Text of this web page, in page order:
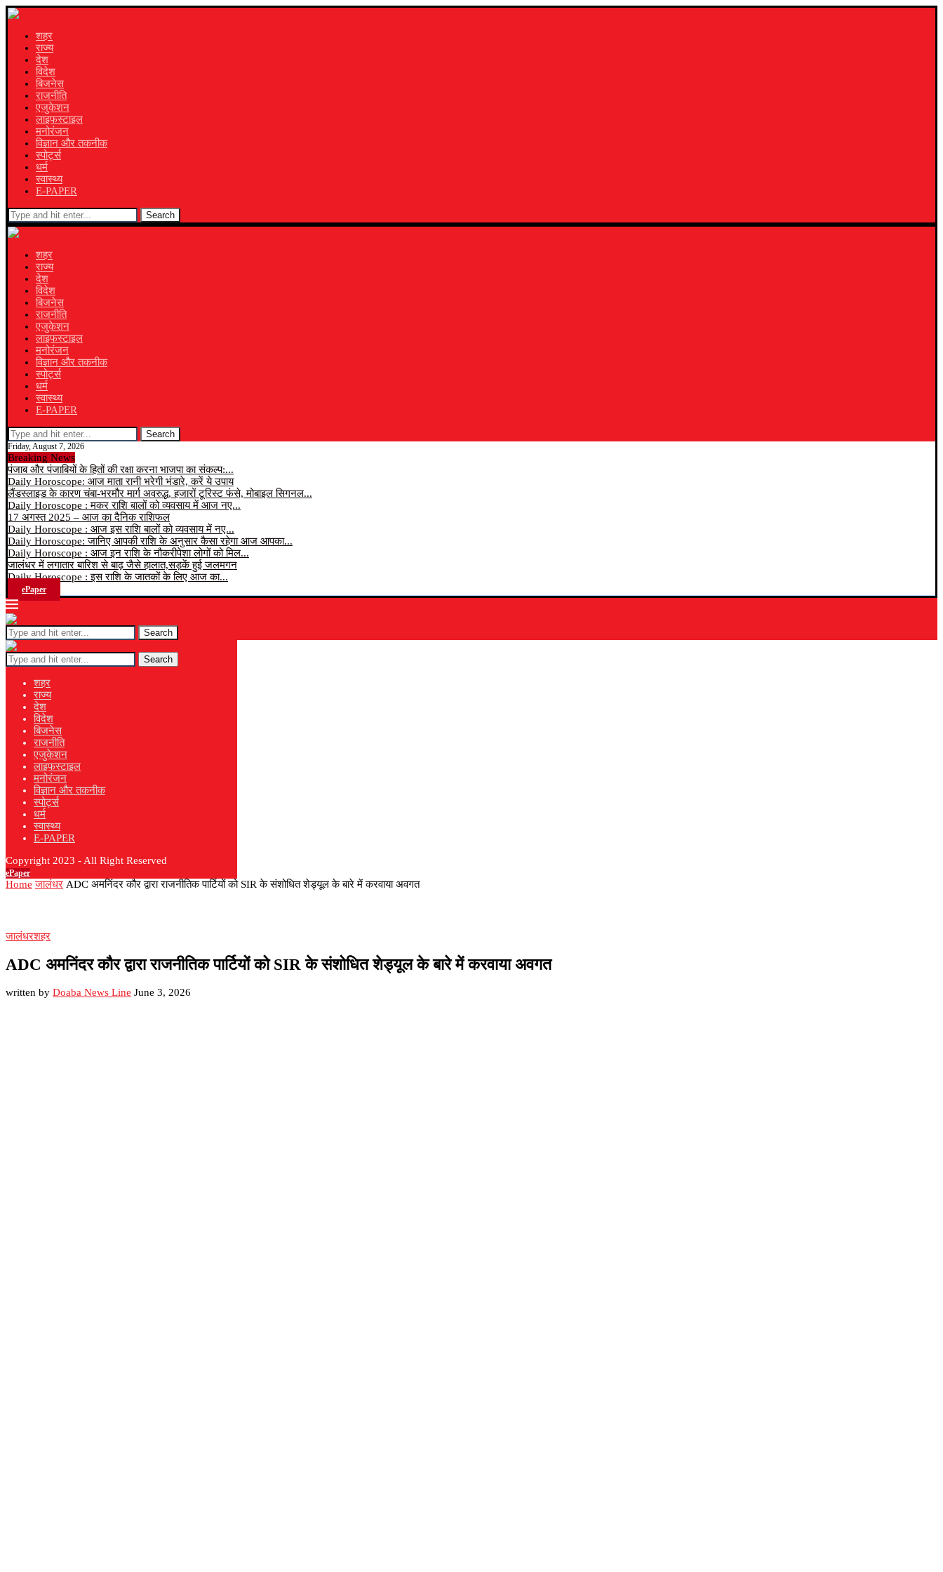
शहर
राज्य
देश
विदेश
बिजनेस
राजनीति
एजुकेशन
लाइफस्टाइल
मनोरंजन
विज्ञान और तकनीक
स्पोर्ट्स
धर्म
स्वास्थ्य
E-PAPER
Search
शहर
राज्य
देश
विदेश
बिजनेस
राजनीति
एजुकेशन
लाइफस्टाइल
मनोरंजन
विज्ञान और तकनीक
स्पोर्ट्स
धर्म
स्वास्थ्य
E-PAPER
Search
Friday, August 7, 2026
Breaking News
पंजाब और पंजाबियों के हितों की रक्षा करना भाजपा का संकल्प:...
Daily Horoscope: आज माता रानी भरेगी भंडारे, करें ये उपाय
लैंडस्लाइड के कारण चंबा-भरमौर मार्ग अवरुद्ध, हजारों टूरिस्ट फंसे, मोबाइल सिगनल...
Daily Horoscope : मकर राशि बालों को व्यवसाय में आज नए...
17 अगस्त 2025 – आज का दैनिक राशिफल
Daily Horoscope : आज इस राशि बालों को व्यवसाय में नए...
Daily Horoscope: जानिए आपकी राशि के अनुसार कैसा रहेगा आज आपका...
Daily Horoscope : आज इन राशि के नौकरीपेशा लोगों को मिल...
जालंधर में लगातार बारिश से बाढ़ जैसे हालात,सड़कें हुई जलमगन
Daily Horoscope : इस राशि के जातकों के लिए आज का...
ePaper
Search
Search
शहर
राज्य
देश
विदेश
बिजनेस
राजनीति
एजुकेशन
लाइफस्टाइल
मनोरंजन
विज्ञान और तकनीक
स्पोर्ट्स
धर्म
स्वास्थ्य
E-PAPER
Copyright 2023 - All Right Reserved
ePaper
Home जालंधर ADC अमनिंदर कौर द्वारा राजनीतिक पार्टियों को SIR के संशोधित शेड्यूल के बारे में करवाया अवगत
जालंधरशहर
ADC अमनिंदर कौर द्वारा राजनीतिक पार्टियों को SIR के संशोधित शेड्यूल के बारे में करवाया अवगत
written by Doaba News Line June 3, 2026